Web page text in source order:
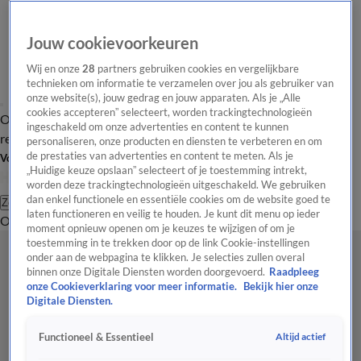
Overzicht Laatste nieuws Regionieuws Het beste van Hart
Tip de
redactie
Volg Hart van Nederland
Zoeken
OverzichtRegioUitzendingenWeerTip de redactiePanelVideo's
Jouw cookievoorkeuren
Wij en onze28 partners gebruiken cookies en vergelijkbare
technieken om informatie te verzamelen over jou als gebruiker van
onze website(s), jouw gedrag en jouw apparaten. Als je „Alle
cookies accepteren” selecteert, worden trackingtechnologieën
ingeschakeld om onze advertenties en content te kunnen
personaliseren, onze producten en diensten te verbeteren en om
de prestaties van advertenties en content te meten. Als je
„Huidige keuze opslaan” selecteert of je toestemming intrekt,
worden deze trackingtechnologieën uitgeschakeld. We gebruiken
dan enkel functionele en essentiële cookies om de website goed te
laten functioneren en veilig te houden. Je kunt dit menu op ieder
moment opnieuw openen om je keuzes te wijzigen of om je
toestemming in te trekken door op de link Cookie-instellingen
onder aan de webpagina te klikken. Je selecties zullen overal
binnen onze Digitale Diensten worden doorgevoerd. Raadpleeg
onze Cookieverklaring voor meer informatie.
Bekijk hier onze
Digitale Diensten.
Functioneel & Essentieel Altijd actief